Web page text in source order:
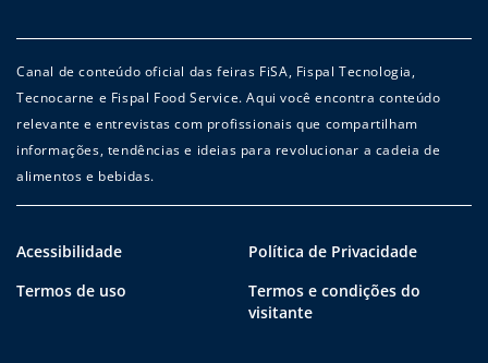
Canal de conteúdo oficial das feiras FiSA, Fispal Tecnologia,
Tecnocarne e Fispal Food Service. Aqui você encontra conteúdo
relevante e entrevistas com profissionais que compartilham
informações, tendências e ideias para revolucionar a cadeia de
alimentos e bebidas.
Acessibilidade
Política de Privacidade
Termos de uso
Termos e condições do
visitante